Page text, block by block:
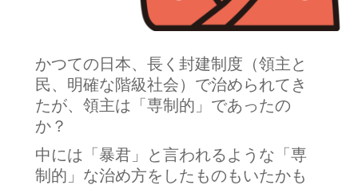
かつての日本、長く封建制度（領主と
民、明確な階級社会）で治められてき
たが、領主は「専制的」であったの
か？
中には「暴君」と言われるような「専
制的」な治め方をしたものもいたかも